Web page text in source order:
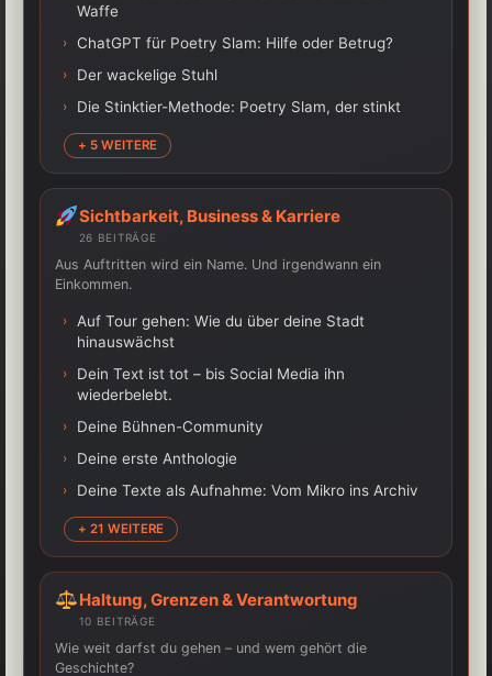
Waffe
› ChatGPT für Poetry Slam: Hilfe oder Betrug?
› Der wackelige Stuhl
› Die Stinktier-Methode: Poetry Slam, der stinkt
+ 5 WEITERE
Sichtbarkeit, Business & Karriere
26 BEITRÄGE
Aus Auftritten wird ein Name. Und irgendwann ein
Einkommen.
›
Auf Tour gehen: Wie du über deine Stadt
hinauswächst
›
Dein Text ist tot – bis Social Media ihn
wiederbelebt.
› Deine Bühnen-Community
› Deine erste Anthologie
› Deine Texte als Aufnahme: Vom Mikro ins Archiv
+ 21 WEITERE
Haltung, Grenzen & Verantwortung
10 BEITRÄGE
Wie weit darfst du gehen – und wem gehört die
Geschichte?